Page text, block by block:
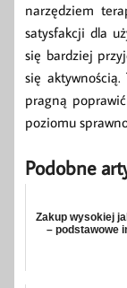
narzędziem
satysfakcji dla
się bardziej
się aktywnością.
pragną
poziomu
Podobne
Zakup wysokiej
– podstawowe